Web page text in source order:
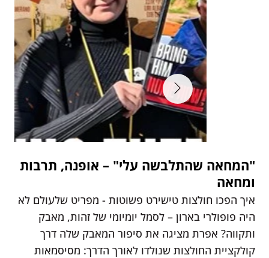
"המחאה שהתלבשה עלי" – אופנה, תרבות
ומחאה
איך הפכו חולצות טישירט פשוטות - מפריט שלעולם לא
היה פופולרי בארון – לסמל יומיומי של זהות, מאבק
ותקווה? אפרת מציגה את סיפור המאבק שלה דרך
קולקציית החולצות שנולדו לאורך הדרך: מסיסמאות